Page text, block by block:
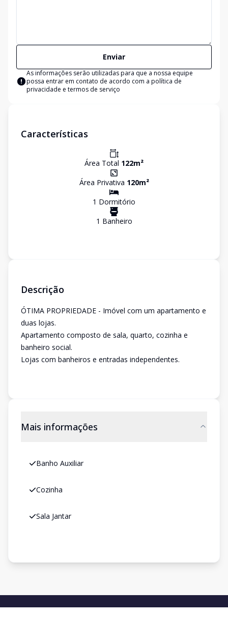
Enviar
As informações serão utilizadas para que a nossa equipe
possa entrar em contato de acordo com a política de
privacidade e termos de serviço
Características
Área Total 122m²
Área Privativa 120m²
1 Dormitório
1 Banheiro
Descrição
ÓTIMA PROPRIEDADE - Imóvel com um apartamento e
duas lojas.
Apartamento composto de sala, quarto, cozinha e
banheiro social.
Lojas com banheiros e entradas independentes.
Mais informações
Banho Auxiliar
Cozinha
Sala Jantar